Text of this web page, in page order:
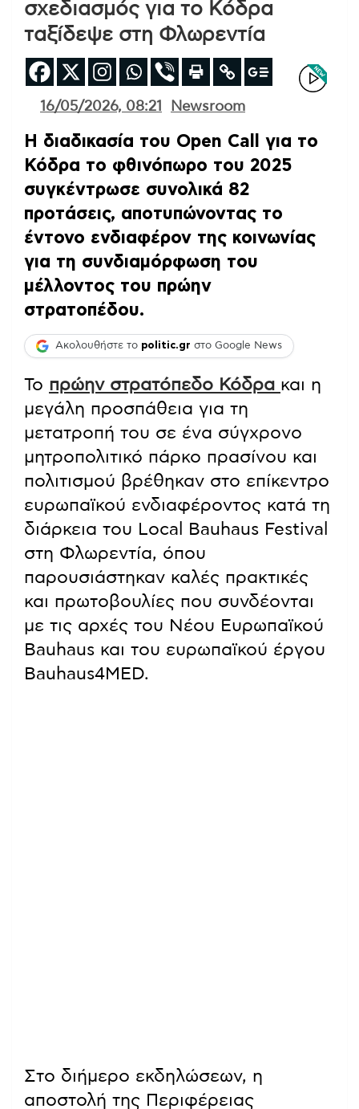
σχεδιασμός για το Κόδρα
ταξίδεψε στη Φλωρεντία
16/05/2026, 08:21 Newsroom
Η διαδικασία του Open Call για το
Κόδρα το φθινόπωρο του 2025
συγκέντρωσε συνολικά 82
προτάσεις, αποτυπώνοντας το
έντονο ενδιαφέρον της κοινωνίας
για τη συνδιαμόρφωση του
μέλλοντος του πρώην
στρατοπέδου.
Ακολουθήστε το politic.gr στο Google News
Το πρώην στρατόπεδο Κόδρα και η
μεγάλη προσπάθεια για τη
μετατροπή του σε ένα σύγχρονο
μητροπολιτικό πάρκο πρασίνου και
πολιτισμού βρέθηκαν στο επίκεντρο
ευρωπαϊκού ενδιαφέροντος κατά τη
διάρκεια του Local Bauhaus Festival
στη Φλωρεντία, όπου
παρουσιάστηκαν καλές πρακτικές
και πρωτοβουλίες που συνδέονται
με τις αρχές του Νέου Ευρωπαϊκού
Bauhaus και του ευρωπαϊκού έργου
Bauhaus4MED.
Στο διήμερο εκδηλώσεων, η
αποστολή της Περιφέρειας